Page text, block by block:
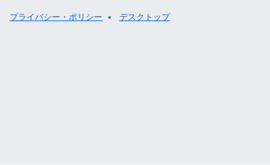
プライバシー・ポリシー デスクトップ